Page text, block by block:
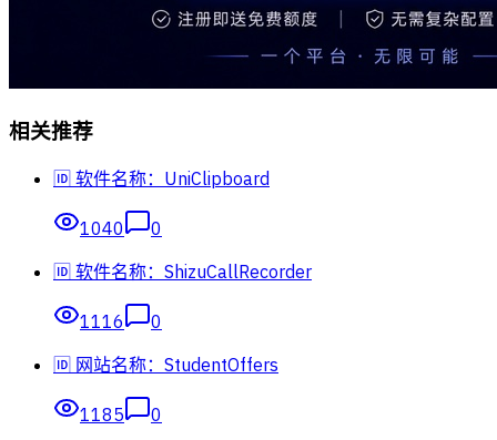
相关推荐
🆔 软件名称：UniClipboard
1040
0
🆔 软件名称：ShizuCallRecorder
1116
0
🆔 网站名称：StudentOffers
1185
0